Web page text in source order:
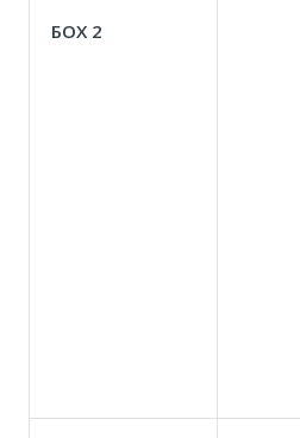
БОX 2